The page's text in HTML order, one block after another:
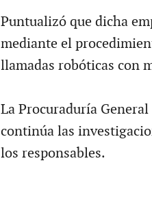
Puntualizó que dicha
mediante el
llamadas robóticas con
La Procuraduría
continúa las
los responsables.